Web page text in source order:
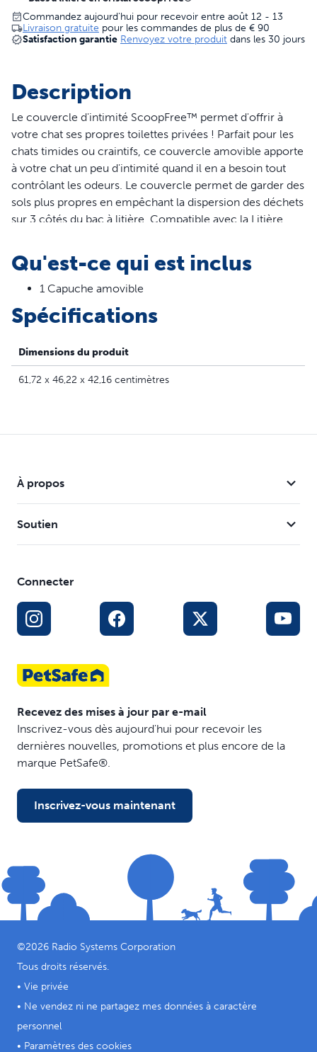
Commandez aujourd'hui pour recevoir entre août 12 - 13
Livraison gratuite pour les commandes de plus de € 90
Satisfaction garantie Renvoyez votre produit dans les 30 jours
Description
Le couvercle d'intimité ScoopFree™ permet d'offrir à
votre chat ses propres toilettes privées ! Parfait pour les
chats timides ou craintifs, ce couvercle amovible apporte
à votre chat un peu d'intimité quand il en a besoin tout
contrôlant les odeurs. Le couvercle permet de garder des
sols plus propres en empêchant la dispersion des déchets
sur 3 côtés du bac à litière. Compatible avec la Litière
la Litière
ScoopFree
Smart auto-nettoyante. PetSafe est
là pour que vous et votre animal viviez heureux
ensemble.
Caractéristiques
à litière permet d'empêcher les mauvaises odeurs de
se répandre
Faible dispersion pour des sols plus propres : empêche
pour offrir à votre chat ses propres toilettes privées,
autonettoyante, seconde génération et avec la Litière
ScoopFree™ Smart auto-nettoyante
Qu'est-ce qui est inclus
1 Capuche amovible
Spécifications
Dimensions du produit
61,72 x 46,22 x 42,16 centimètres
À propos
Soutien
Connecter
Recevez des mises à jour par e-mail
Inscrivez-vous dès aujourd'hui pour recevoir les
dernières nouvelles, promotions et plus encore de la
marque PetSafe®.
Inscrivez-vous maintenant
©2026 Radio Systems Corporation
Tous droits réservés.
• Vie privée
• Ne vendez ni ne partagez mes données à caractère
personnel
• Paramètres des cookies